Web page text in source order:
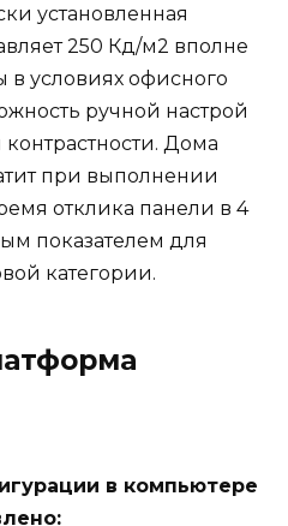
установленная
250 Кд/м2 вполне
в условиях офисного
ручной настрой
Дома
при выполнении
отклика панели в 4
показателем для
категории.
в компьютере